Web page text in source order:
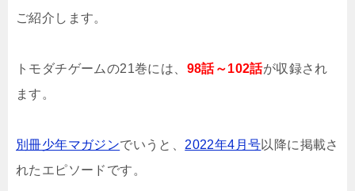
ご紹介します。
トモダチゲームの21巻には、 98話～102話が収録され
ます。
別冊少年マガジンでいうと、 2022年4月号以降に掲載さ
れたエピソードです。